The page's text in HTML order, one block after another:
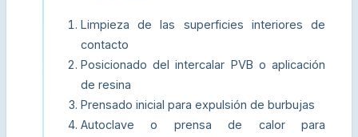
Limpieza de las superficies interiores de
contacto
Posicionado del intercalar PVB o aplicación
de resina
Prensado inicial para expulsión de burbujas
Autoclave o prensa de calor para